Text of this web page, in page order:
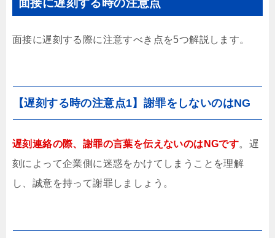
面接に遅刻する時の注意点
面接に遅刻する際に注意すべき点を5つ解説します。
【遅刻する時の注意点1】謝罪をしないのはNG
遅刻連絡の際、謝罪の言葉を伝えないのはNGです。遅
刻によって企業側に迷惑をかけてしまうことを理解
し、誠意を持って謝罪しましょう。